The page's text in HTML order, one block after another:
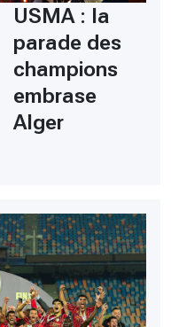
USMA : la
parade des
champions
embrase
Alger